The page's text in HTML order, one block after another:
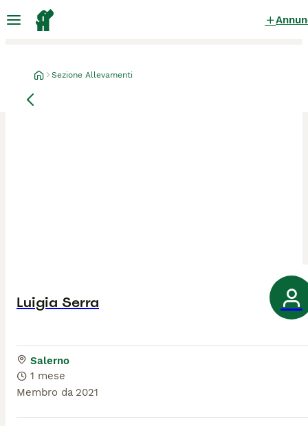
Sezione Allevamenti
Luigia Serra
Salerno
1 mese
Membro da 2021